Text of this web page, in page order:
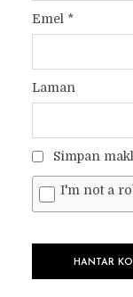
Emel *
Laman
Simpan
I'm not a